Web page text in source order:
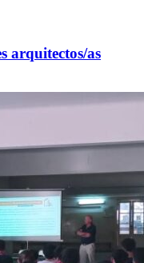
arquitectos/as